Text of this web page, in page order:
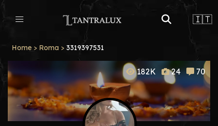
🇮🇹
Home > Roma > 3319397531
182K 24 70